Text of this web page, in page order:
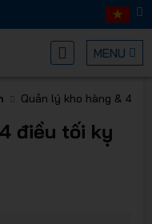
MENU
Quản lý kho hàng & 4
điều tối kỵ